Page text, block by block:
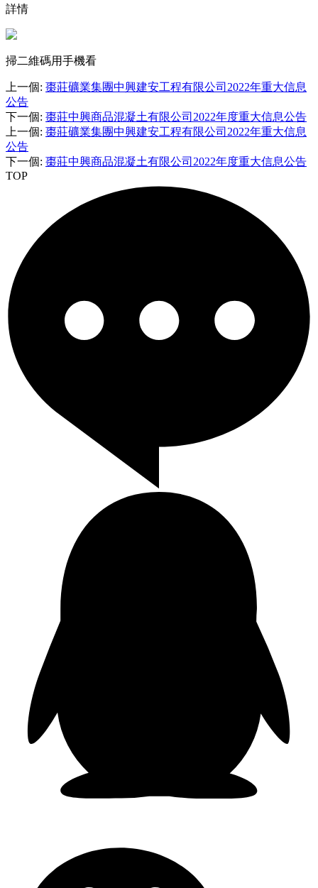
詳情
掃二維碼用手機看
上一個: 棗莊礦業集團中興建安工程有限公司2022年重大信息
公告
下一個: 棗莊中興商品混凝土有限公司2022年度重大信息公告
上一個: 棗莊礦業集團中興建安工程有限公司2022年重大信息
公告
下一個: 棗莊中興商品混凝土有限公司2022年度重大信息公告
TOP